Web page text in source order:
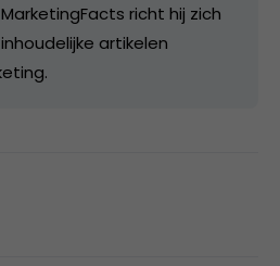
richt hij zich
artikelen